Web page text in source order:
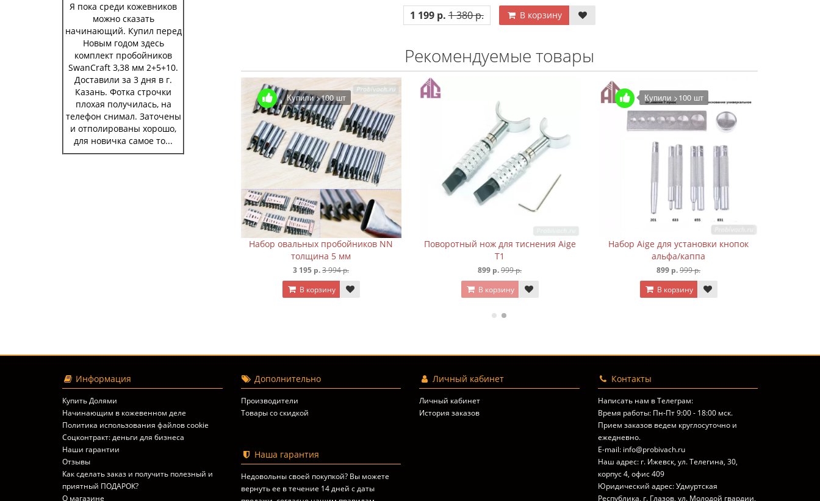
Я пока среди кожевников
можно сказать
начинающий. Купил перед
Новым годом здесь
комплект пробойников
SwanCraft 3,38 мм 2+5+10.
Доставили за 3 дня в г.
Казань. Фотка строчки
плохая получилась, на
телефон снимал. Заточены
и отполированы хорошо,
для новичка самое то...
1 199 р. 1 380 р. В корзину
Рекомендуемые товары
Купили >100 шт
Набор овальных пробойников NN
Купили >100 шт
Набор овальных пробойников NN
Поворотный нож для тиснения Aige
Набор Aige для
Информация
Купить Долями
Начинающим в кожевенном деле
Политика использования файлов cookie
Соцконтракт: деньги для бизнеса
Наши гарантии
Отзывы
Как сделать заказ и получить полезный и
приятный ПОДАРОК?
О магазине
Дополнительно
Производители
Товары со скидкой
Наша гарантия
Недовольны своей покупкой? Вы можете
вернуть ее в течение 14 дней с даты
Личный кабинет
Личный кабинет
История заказов
Контакты
Написать нам в Телеграм:
Время работы: Пн-Пт 9:00 - 18:00 мск.
Прием заказов ведем круглосуточно и
ежедневно.
E-mail: info@probivach.ru
Наш адрес: г. Ижевск, ул. Телегина, 30,
корпус 4, офис 409
Юридический адрес: Удмуртская
Республика, г. Глазов, ул. Молодой гвардии,